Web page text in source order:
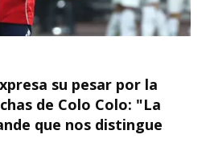
su pesar por la
de Colo Colo: "La
que nos distingue